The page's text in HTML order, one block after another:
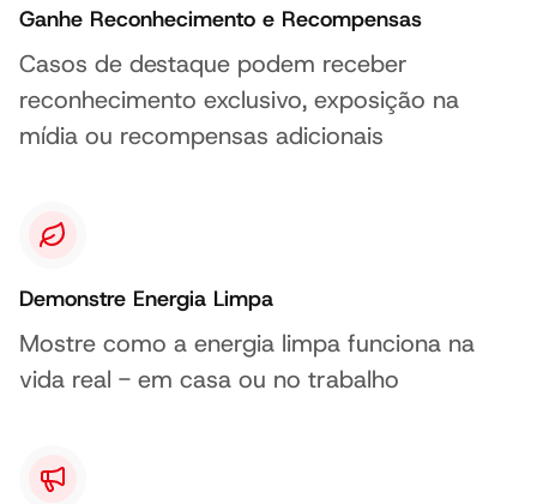
Ganhe Reconhecimento e Recompensas
Casos de destaque podem receber
reconhecimento exclusivo, exposição na
mídia ou recompensas adicionais
Demonstre Energia Limpa
Mostre como a energia limpa funciona na
vida real - em casa ou no trabalho